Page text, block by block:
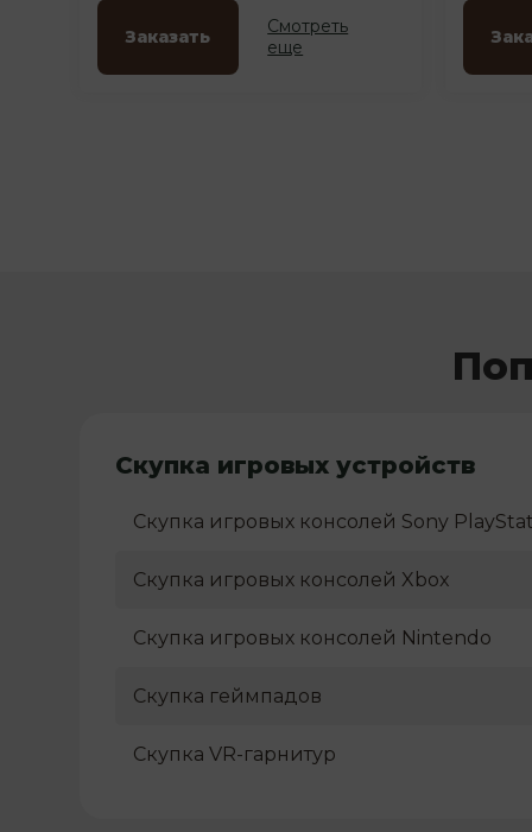
Заказать
Смотреть
еще
Скупка игровых устройств
Скупка игровых консолей Sony
Скупка игровых консолей Xbox
Скупка игровых консолей Nintendo
Скупка геймпадов
Скупка VR-гарнитур